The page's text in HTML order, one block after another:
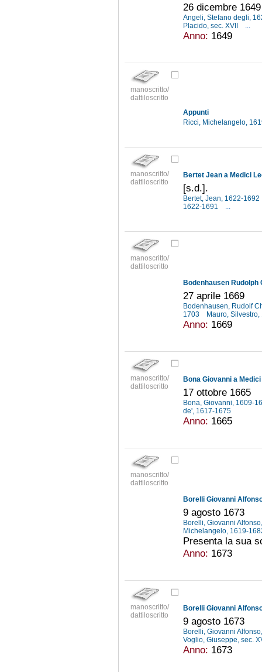
26 dicembre 1649
Angeli, Stefano degli,
Placido, sec. XVII
Anno: 1649
manoscritto/
dattiloscritto
Appunti
Ricci, Michelangelo,
manoscritto/
dattiloscritto
Bertet Jean a Medici
[s.d.].
Bertet, Jean, 1622-1692
1622-1691
...
manoscritto/
dattiloscritto
Bodenhausen
27 aprile 1669
Bodenhausen, Rudolf
1703
Mauro,
Anno: 1669
manoscritto/
dattiloscritto
Bona Giovanni a
17 ottobre 1665
Bona, Giovanni, 1609-
de', 1617-1675
Anno: 1665
manoscritto/
dattiloscritto
Borelli Giovanni
9 agosto 1673
Borelli, Giovanni
Michelangelo, 1619-
Presenta la sua
Anno: 1673
manoscritto/
dattiloscritto
Borelli Giovanni
9 agosto 1673
Borelli, Giovanni
Voglio, Giuseppe, sec.
Anno: 1673